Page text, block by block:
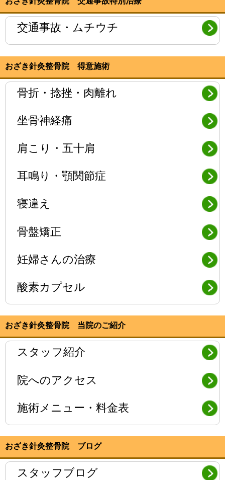
い
ウ
ィ
ン
ド
で
き
ま
す)
し
て
く
だ
さ
(新
い
ウ
ィ
ン
ド
ウ
で
ま
す)
交通事故・ムチウチ
おざき針灸整骨院 得意施術
骨折・捻挫・肉離れ
坐骨神経痛
肩こり・五十肩
耳鳴り・顎関節症
寝違え
骨盤矯正
妊婦さんの治療
酸素カプセル
おざき針灸整骨院 当院のご紹介
スタッフ紹介
院へのアクセス
施術メニュー・料金表
おざき針灸整骨院 ブログ
スタッフブログ